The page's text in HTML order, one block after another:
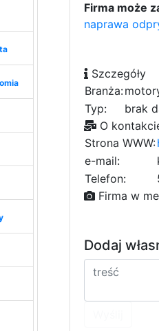
Firma może
naprawa
Szczegóły
Branża:
Typ:
brak
O
Strona WWW:
e-mail:
Telefon:
Firma w
Dodaj